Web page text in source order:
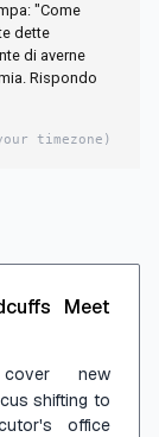
"Come
dette
di averne
Rispondo
timezone)
Meet
cover new
shifting to
office